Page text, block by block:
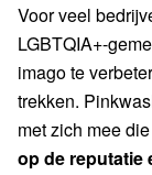
Voor veel
LGBTQIA+-
imago te
trekken.
met zich mee die
op de reputatie